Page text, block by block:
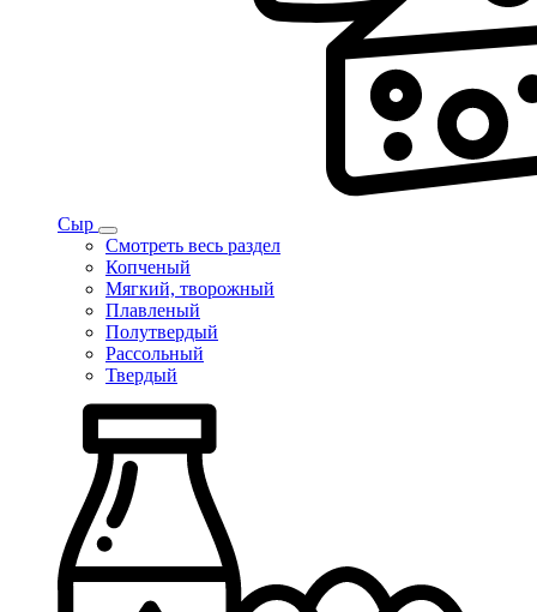
Сыр
Смотреть весь раздел
Копченый
Мягкий, творожный
Плавленый
Полутвердый
Рассольный
Твердый